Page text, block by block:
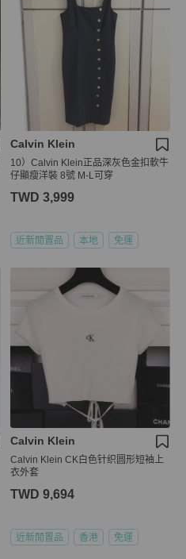
Calvin Klein
10）Calvin Klein正品深灰色金扣軟牛
仔顯瘦洋裝 8號 M-L可穿
TWD 3,999
近新閒置品 本地 免運
Calvin Klein
Calvin Klein CK白色针织圆形短袖上
衣外套
TWD 9,694
近新閒置品 香港 免運